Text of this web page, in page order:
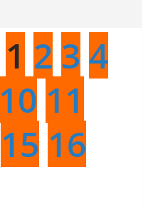
1 2 3 4
10 11
15 16